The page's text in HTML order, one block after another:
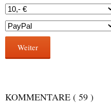
Weiter
KOMMENTARE ( 59 )